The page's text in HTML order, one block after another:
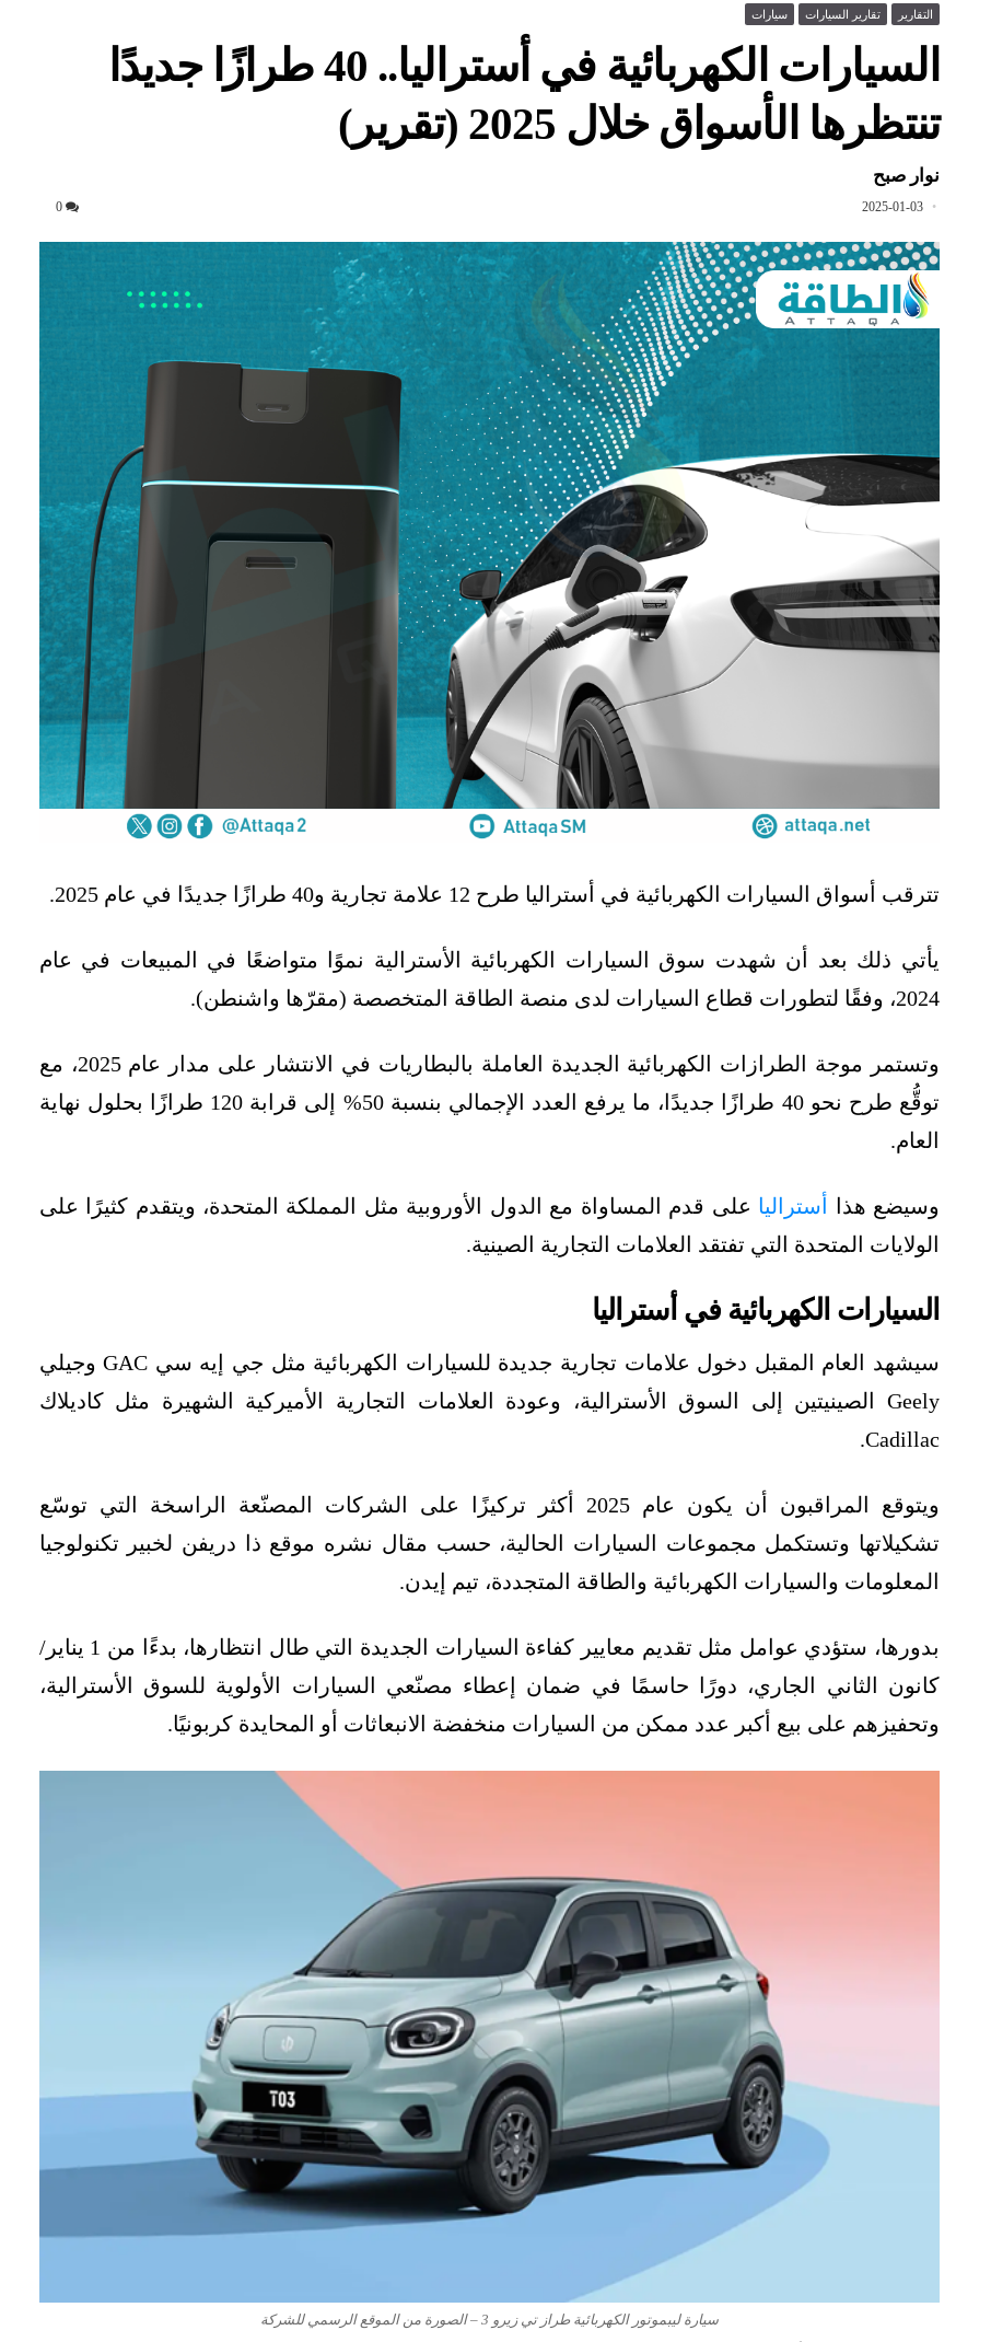
التقارير تقارير السيارات سيارات
السيارات الكهربائية في أستراليا.. 40 طرازًا جديدًا
تنتظرها الأسواق خلال 2025 (تقرير)
نوار صبح
2025-01-03
0
تترقب أسواق السيارات الكهربائية في أستراليا طرح 12 علامة تجارية و40 طرازًا جديدًا في عام 2025.
يأتي ذلك بعد أن شهدت سوق السيارات الكهربائية الأسترالية نموًا متواضعًا في المبيعات في عام
2024، وفقًا لتطورات قطاع السيارات لدى منصة الطاقة المتخصصة (مقرّها واشنطن).
وتستمر موجة الطرازات الكهربائية الجديدة العاملة بالبطاريات في الانتشار على مدار عام 2025، مع
توقُّع طرح نحو 40 طرازًا جديدًا، ما يرفع العدد الإجمالي بنسبة 50% إلى قرابة 120 طرازًا بحلول نهاية
العام.
وسيضع هذا أستراليا على قدم المساواة مع الدول الأوروبية مثل المملكة المتحدة، ويتقدم كثيرًا على
الولايات المتحدة التي تفتقد العلامات التجارية الصينية.
السيارات الكهربائية في أستراليا
سيشهد العام المقبل دخول علامات تجارية جديدة للسيارات الكهربائية مثل جي إيه سي GAC وجيلي
Geely الصينيتين إلى السوق الأسترالية، وعودة العلامات التجارية الأميركية الشهيرة مثل كاديلاك
Cadillac.
ويتوقع المراقبون أن يكون عام 2025 أكثر تركيزًا على الشركات المصنّعة الراسخة التي توسّع
تشكيلاتها وتستكمل مجموعات السيارات الحالية، حسب مقال نشره موقع ذا دريفن لخبير تكنولوجيا
المعلومات والسيارات الكهربائية والطاقة المتجددة، تيم إيدن.
بدورها، ستؤدي عوامل مثل تقديم معايير كفاءة السيارات الجديدة التي طال انتظارها، بدءًا من 1 يناير/
كانون الثاني الجاري، دورًا حاسمًا في ضمان إعطاء مصنّعي السيارات الأولوية للسوق الأسترالية،
وتحفيزهم على بيع أكبر عدد ممكن من السيارات منخفضة الانبعاثات أو المحايدة كربونيًا.
سيارة ليبموتور الكهربائية طراز تي زيرو 3 – الصورة من الموقع الرسمي للشركة